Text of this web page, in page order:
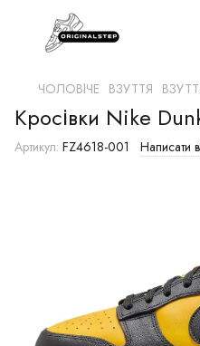
ЧОЛОВІЧЕ ВЗУТТЯ
Кросівки Nike
Артикул: FZ4618-001 Написати